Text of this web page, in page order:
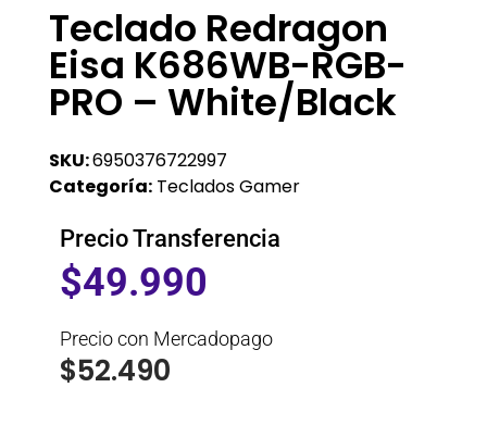
Teclado Redragon
Eisa K686WB-RGB-
PRO – White/black
SKU:6950376722997
Categoría: Teclados Gamer
Precio Transferencia
$49.990
Precio con Mercadopago
$52.490